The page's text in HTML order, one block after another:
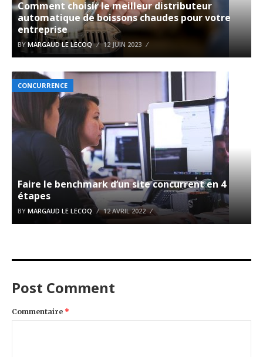
Comment choisir le meilleur distributeur
automatique de boissons chaudes pour votre
entreprise
BY MARGAUD LE LECOQ 12 JUIN 2023
CONCURRENCE
Faire le benchmark d’un site concurrent en 4
étapes
BY MARGAUD LE LECOQ 12 AVRIL 2022
Post Comment
Commentaire *